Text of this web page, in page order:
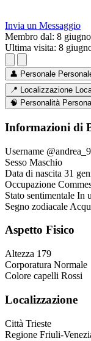
Invia un Messaggio
Membro dal: 8
Ultima visita: 8
👤 Personale
📍 Localizzazione
🧠 Personalità
Informazioni di
Username
Sesso Maschio
Data di nascita 31
Occupazione
Stato sentimentale In
Segno zodiacale
Aspetto Fisico
Altezza 179
Corporatura Normale
Colore capelli Rossi
Localizzazione
Città Trieste
Regione Friuli-